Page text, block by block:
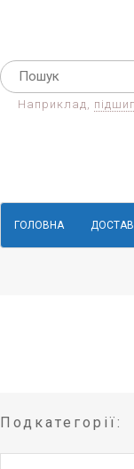
Наприклад,
ГОЛОВНА
Подкатегорії: